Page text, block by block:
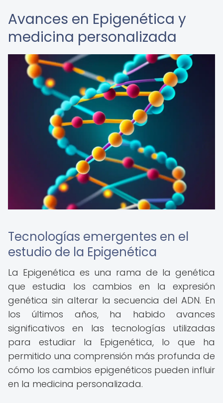
Avances en Epigenética y
medicina personalizada
Tecnologías emergentes en el
estudio de la Epigenética
La Epigenética es una rama de la genética
que estudia los cambios en la expresión
genética sin alterar la secuencia del ADN. En
los últimos años, ha habido avances
significativos en las tecnologías utilizadas
para estudiar la Epigenética, lo que ha
permitido una comprensión más profunda de
cómo los cambios epigenéticos pueden influir
en la medicina personalizada.